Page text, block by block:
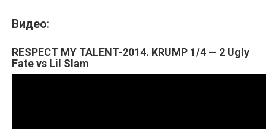
Видео:
RESPECT MY TALENT-2014. KRUMP 1/4 — 2 Ugly
Fate vs Lil Slam